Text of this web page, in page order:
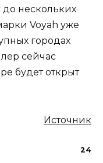
нескольких
Voyah уже
городах
сейчас
будет открыт
Источник
24